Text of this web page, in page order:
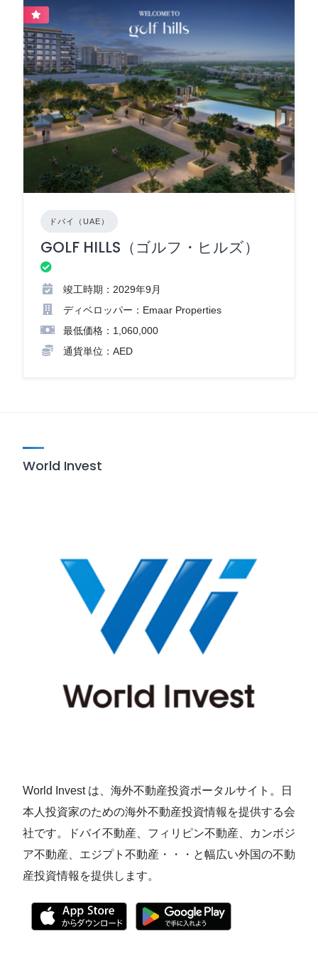
ドバイ（UAE）
GOLF HILLS（ゴルフ・ヒルズ）
竣工時期：2029年9月
ディベロッパー：Emaar Properties
最低価格：1,060,000
通貨単位：AED
World Invest
World Invest は、海外不動産投資ポータルサイト。日
本人投資家のための海外不動産投資情報を提供する会
社です。ドバイ不動産、フィリピン不動産、カンボジ
ア不動産、エジプト不動産・・・と幅広い外国の不動
産投資情報を提供します。